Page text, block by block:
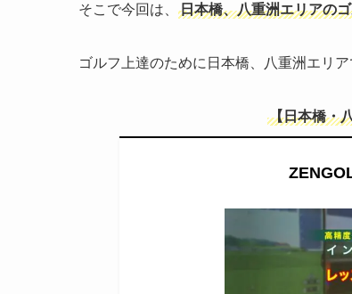
そこで今回は、 日本橋、八重洲エリアの
ゴルフ上達のために日本橋、八重洲エリ
【日本橋・